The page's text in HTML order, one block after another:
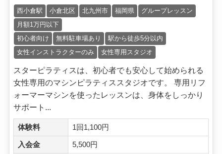
西小倉駅 小倉北区 北九州市 福岡県
グループレッスン
月額1万円以下
初心者向け
無料駐車場あり
駅から徒歩5分以内
女性インストラクターのみ
女性専用スタジオ
スターピラティスは、初心者でも安心して始められる
女性専用のマシンピラティススタジオです。 専用リフ
ォーマーマシンを使ったレッスンは、身体をしっかり
サポート...
体験料 1回1,100円
入会金 5,500円